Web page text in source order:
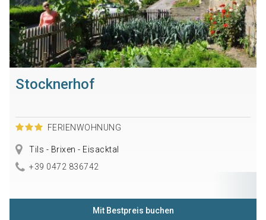
Stocknerhof
FERIENWOHNUNG
Tils - Brixen - Eisacktal
+39 0472 836742
Mit Bestpreis buchen